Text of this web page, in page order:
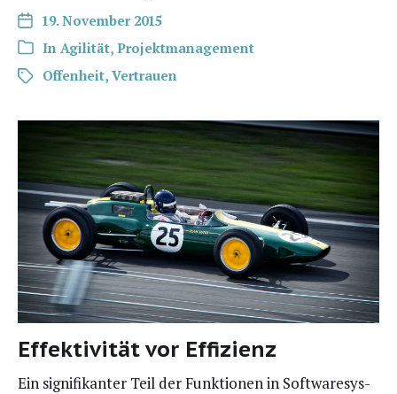
19. November 2015
In Agilität, Projektmanagement
Offenheit, Vertrauen
Effektivität vor Effizienz
Ein signi­fi­kan­ter Teil der Funk­tio­nen in Soft­ware­sys­